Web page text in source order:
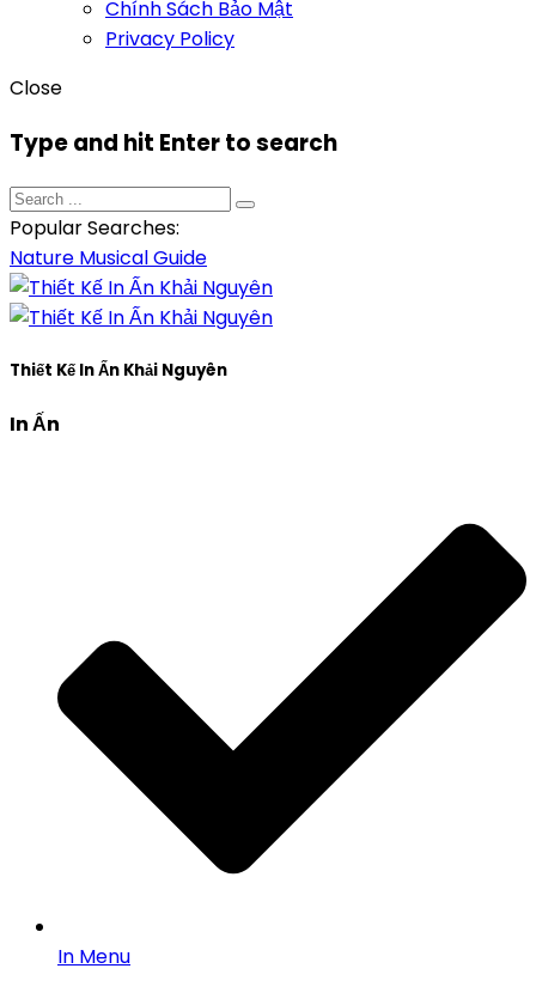
Chính Sách Bảo Mật
Privacy Policy
Close
Type and hit Enter to search
Popular Searches:
Nature MusicalGuide
Thiết Kế In Ấn Khải Nguyên
In Ấn
In Menu